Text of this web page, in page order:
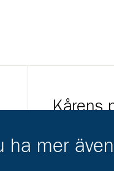
Kårens
Gå till
ha mer